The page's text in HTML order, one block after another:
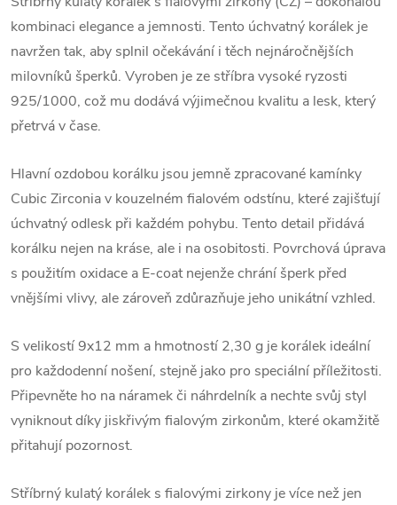
kombinaci elegance a jemnosti. Tento úchvatný korálek je
navržen tak, aby splnil očekávání i těch nejnáročnějších
milovníků šperků. Vyroben je ze stříbra vysoké ryzosti
925/1000, což mu dodává výjimečnou kvalitu a lesk, který
přetrvá v čase.
Hlavní ozdobou korálku jsou jemně zpracované kamínky
Cubic Zirconia v kouzelném fialovém odstínu, které zajišťují
úchvatný odlesk při každém pohybu. Tento detail přidává
korálku nejen na kráse, ale i na osobitosti. Povrchová úprava
s použitím oxidace a E-coat nejenže chrání šperk před
vnějšími vlivy, ale zároveň zdůrazňuje jeho unikátní vzhled.
S velikostí 9x12 mm a hmotností 2,30 g je korálek ideální
pro každodenní nošení, stejně jako pro speciální příležitosti.
Připevněte ho na náramek či náhrdelník a nechte svůj styl
vyniknout díky jiskřivým fialovým zirkonům, které okamžitě
přitahují pozornost.
Stříbrný kulatý korálek s fialovými zirkony je více než jen